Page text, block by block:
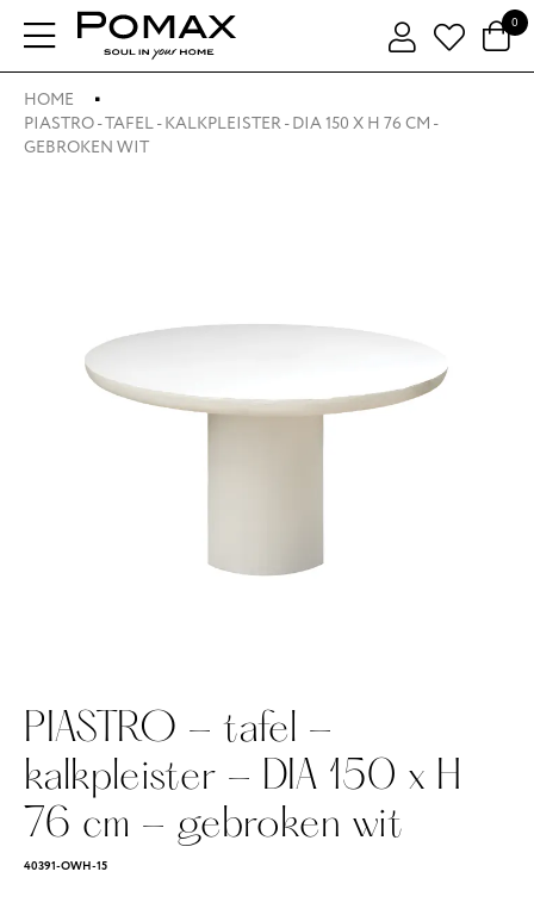
0
HOME
PIASTRO - TAFEL - KALKPLEISTER - DIA 150 X H 76 CM -
GEBROKEN WIT
PIASTRO - tafel -
kalkpleister - DIA 150 x H
76 cm - gebroken wit
40391-OWH-15